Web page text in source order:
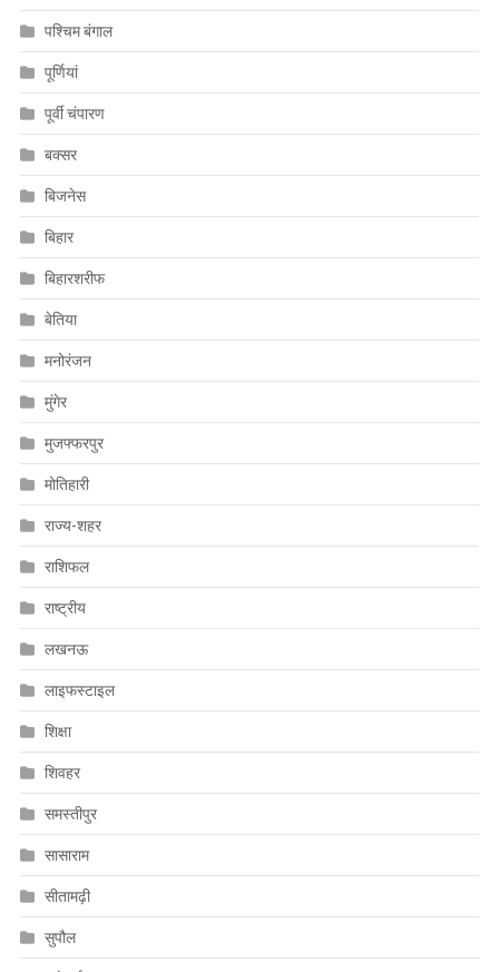
पश्चिम बंगाल
पूर्णियां
पूर्वी चंपारण
बक्सर
बिजनेस
बिहार
बिहारशरीफ
बेतिया
मनोरंजन
मुंगेर
मुजफ्फरपुर
मोतिहारी
राज्य-शहर
राशिफल
राष्ट्रीय
लखनऊ
लाइफस्टाइल
शिक्षा
शिवहर
समस्तीपुर
सासाराम
सीतामढ़ी
सुपौल